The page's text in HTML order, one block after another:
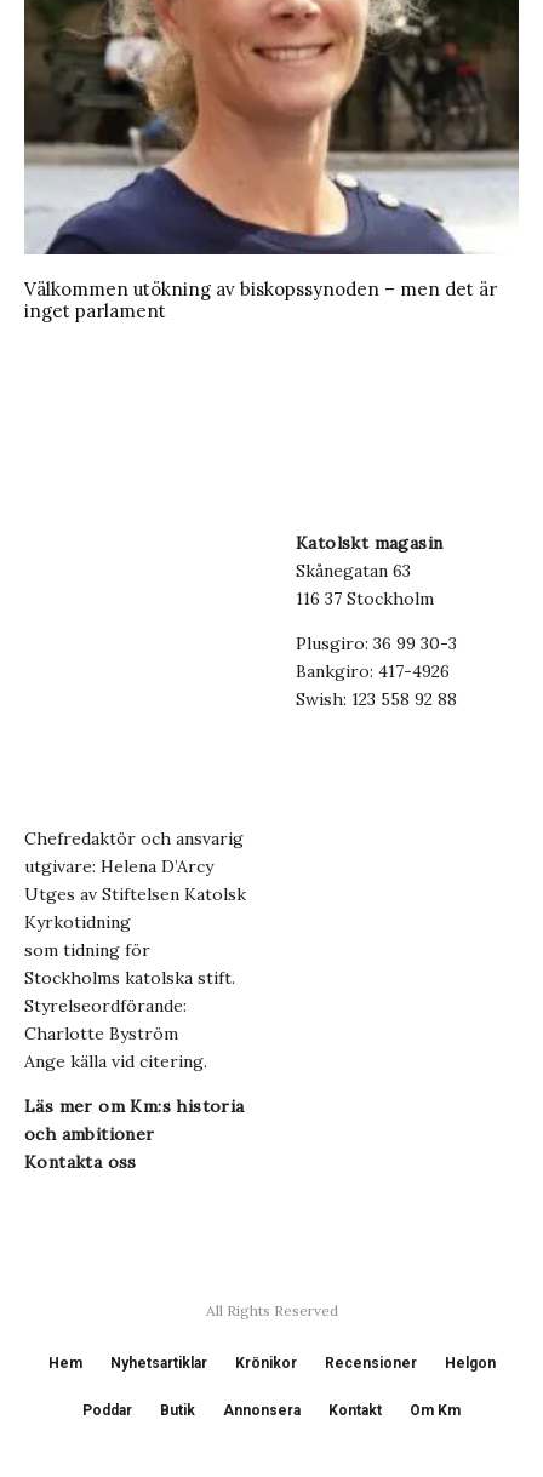
Välkommen utökning av biskopssynoden – men det är
inget parlament
Katolskt magasin
Skånegatan 63
116 37 Stockholm
Plusgiro: 36 99 30-3
Bankgiro: 417-4926
Swish: 123 558 92 88
Chefredaktör och ansvarig
utgivare: Helena D’Arcy
Utges av Stiftelsen Katolsk
Kyrkotidning
som tidning för
Stockholms katolska stift.
Styrelseordförande:
Charlotte Byström
Ange källa vid citering.
Läs mer om Km:s historia
och ambitioner
Kontakta oss
All Rights Reserved
Hem Nyhetsartiklar Krönikor Recensioner Helgon
Poddar Butik Annonsera Kontakt Om Km